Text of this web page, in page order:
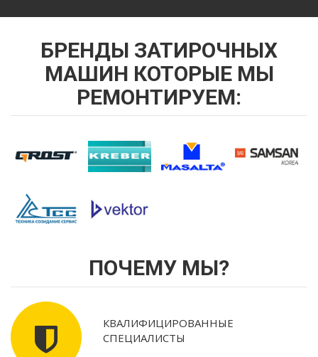
БРЕНДЫ ЗАТИРОЧНЫХ
МАШИН КОТОРЫЕ МЫ
РЕМОНТИРУЕМ:
ПОЧЕМУ МЫ?
КВАЛИФИЦИРОВАННЫЕ
СПЕЦИАЛИСТЫ